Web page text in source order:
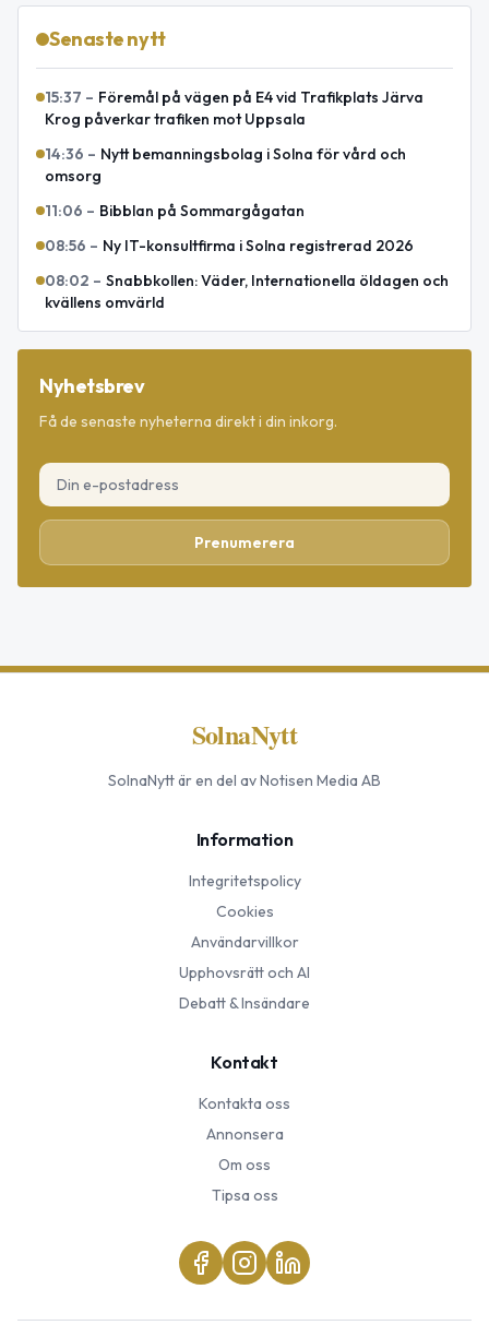
Senaste nytt
15:37 – Föremål på vägen på E4 vid Trafikplats Järva
Krog påverkar trafiken mot Uppsala
14:36 – Nytt bemanningsbolag i Solna för vård och
omsorg
11:06 – Bibblan på Sommargågatan
08:56 – Ny IT-konsultfirma i Solna registrerad 2026
08:02 – Snabbkollen: Väder, Internationella öldagen och
kvällens omvärld
Nyhetsbrev
Få de senaste nyheterna direkt i din inkorg.
Prenumerera
SolnaNytt
SolnaNyttär en del av Notisen Media AB
Information
Integritetspolicy
Cookies
Användarvillkor
Upphovsrätt och AI
Debatt & Insändare
Kontakt
Kontakta oss
Annonsera
Om oss
Tipsa oss